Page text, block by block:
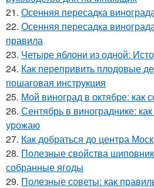
21. Осенняя пересадка
22. Осенняя пересадка
правила
23. Четыре яблони из одной:
24. Как перепривить плодовые
пошаговая инструкция
25. Мой виноград в октябре: как
26. Сентябрь в винограднике:
урожаю
27. Как добраться до центра
28. Полезные свойства
собранные ягоды
29. Полезные советы: как